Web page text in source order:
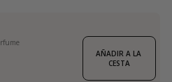
AÑADIR A LA
CESTA